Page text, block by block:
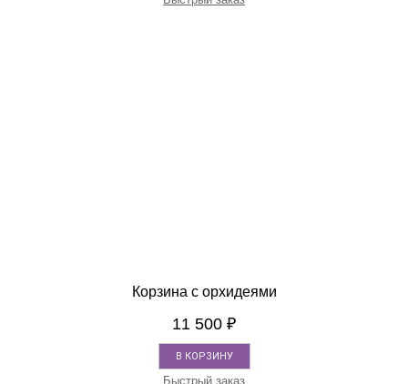
Корзина с орхидеями
11 500 ₽
В КОРЗИНУ
Быстрый заказ